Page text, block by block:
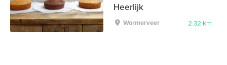
Heerlijk
Wormerveer 2.32 km